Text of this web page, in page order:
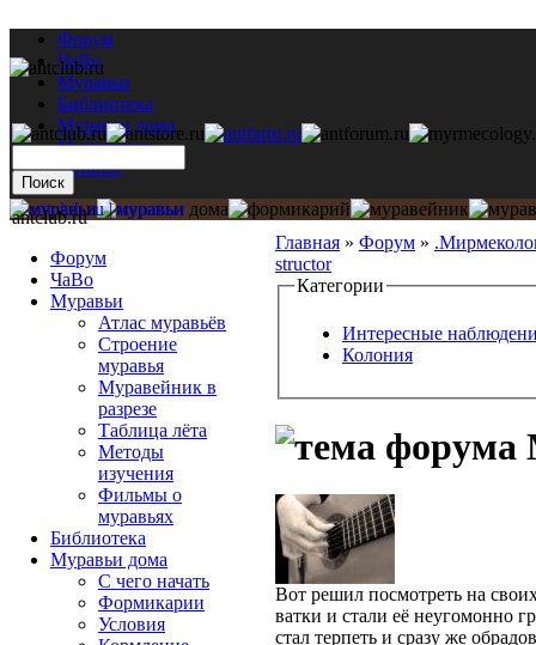
Форум
ЧаВо
Муравьи
Библиотека
Муравьи дома
Мастерская
Каталог
Главная » Форум »
structor
Категории
Интересные
Колония
Вот решил посмотреть на
ватки и стали её неугомонно
стал терпеть и сразу же
antclub.ru
Форум
ЧаВо
Муравьи
Атлас муравьёв
Строение
муравья
Муравейник в
разрезе
Таблица лёта
Методы
изучения
Фильмы о
муравьях
Библиотека
Муравьи дома
С чего начать
Формикарии
Условия